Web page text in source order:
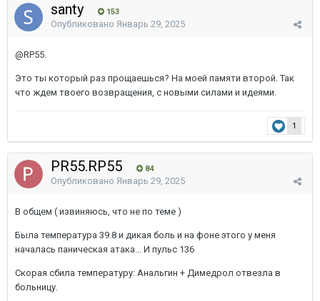
santy 153
Опубликовано Январь 29, 2025
@RP55.
Это ты который раз прощаешься? На моей памяти второй. Так
что ждем твоего возвращения, с новыми силами и идеями.
1
PR55.RP55 84
Опубликовано Январь 29, 2025
В общем ( извиняюсь, что не по теме )
Была температура 39.8 и дикая боль и на фоне этого у меня
началась паническая атака... И пульс 136
Скорая сбила температуру: Анальгин + Димедрол отвезла в
больницу.